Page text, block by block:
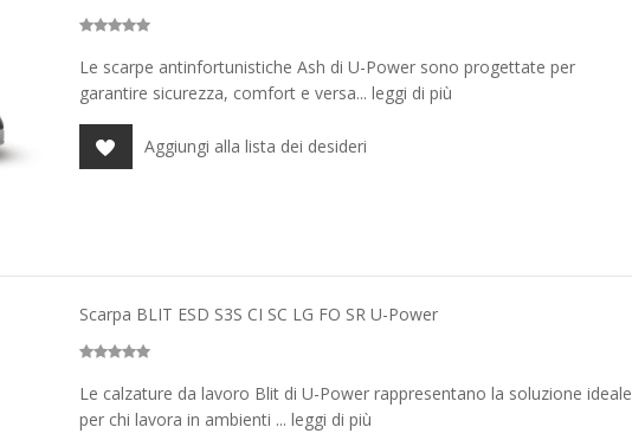
Le scarpe antinfortunistiche Ash di U-Power sono progettate per
garantire sicurezza, comfort e versa... leggi di più
Aggiungi alla lista dei desideri
Scarpa BLIT ESD S3S CI SC LG FO SR U-Power
Le calzature da lavoro Blit di U-Power rappresentano la soluzione ideale
per chi lavora in ambienti ... leggi di più